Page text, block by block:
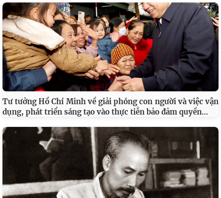
Tư tưởng Hồ Chí Minh về giải phóng con người và việc vận
dụng, phát triển sáng tạo vào thực tiễn bảo đảm quyền…